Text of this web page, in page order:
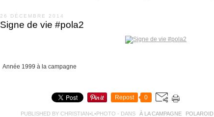
26 DÉCEMBRE 2014
Signe de vie #pola2
Année 1999 à la campagne
Repost 0
PUBLISHED BY CHRISTIAN•L•PHOTO - DANS À LA CAMPAGNE POLAROID